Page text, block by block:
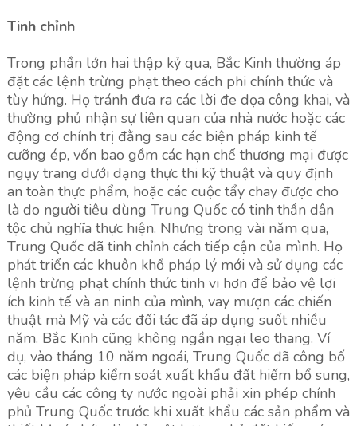
Tinh chỉnh
Trong phần lớn hai thập kỷ qua, Bắc Kinh thường áp
đặt các lệnh trừng phạt theo cách phi chính thức và
tùy hứng. Họ tránh đưa ra các lời đe dọa công khai, và
thường phủ nhận sự liên quan của nhà nước hoặc các
động cơ chính trị đằng sau các biện pháp kinh tế
cưỡng ép, vốn bao gồm các hạn chế thương mại được
ngụy trang dưới dạng thực thi kỹ thuật và quy định
an toàn thực phẩm, hoặc các cuộc tẩy chay được cho
là do người tiêu dùng Trung Quốc có tinh thần dân
tộc chủ nghĩa thực hiện. Nhưng trong vài năm qua,
Trung Quốc đã tinh chỉnh cách tiếp cận của mình. Họ
phát triển các khuôn khổ pháp lý mới và sử dụng các
lệnh trừng phạt chính thức tinh vi hơn để bảo vệ lợi
ích kinh tế và an ninh của mình, vay mượn các chiến
thuật mà Mỹ và các đối tác đã áp dụng suốt nhiều
năm. Bắc Kinh cũng không ngần ngại leo thang. Ví
dụ, vào tháng 10 năm ngoái, Trung Quốc đã công bố
các biện pháp kiểm soát xuất khẩu đất hiếm bổ sung,
yêu cầu các công ty nước ngoài phải xin phép chính
phủ Trung Quốc trước khi xuất khẩu các sản phẩm và